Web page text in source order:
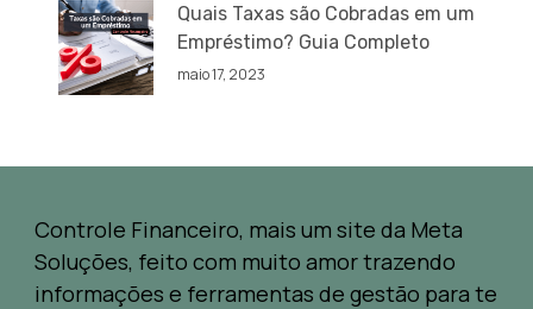
Quais Taxas são Cobradas em um
Empréstimo? Guia Completo
maio 17, 2023
Controle Financeiro, mais um site da Meta
Soluções, feito com muito amor trazendo
informações e ferramentas de gestão para te